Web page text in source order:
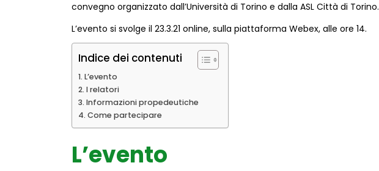
convegno organizzato dall’Università di Torino e dalla ASL Città di Torino.
L’evento si svolge il 23.3.21 online, sulla piattaforma Webex, alle ore 14.
Indice dei contenuti
L’evento
I relatori
Informazioni propedeutiche
Come partecipare
L’evento